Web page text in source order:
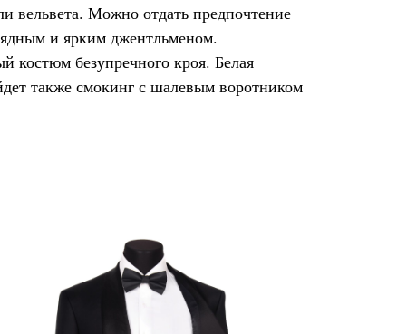
вельвета. Можно отдать предпочтение
и ярким джентльменом.
костюм безупречного кроя. Белая
также смокинг с шалевым воротником